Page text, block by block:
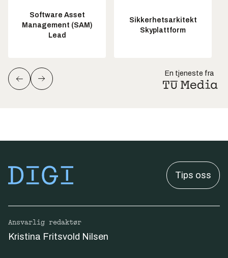
Software Asset
Management (SAM)
Lead
Sikkerhetsarkitekt
Skyplattform
En tjeneste fra
Tips oss
Ansvarlig redaktør
Kristina Fritsvold Nilsen